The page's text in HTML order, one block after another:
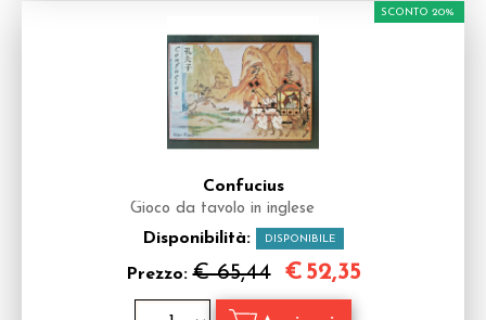
Confucius
Gioco da tavolo in inglese
Disponibilità: DISPONIBILE
Prezzo:€ 65,44
SCONTO 20%
€ 52,35